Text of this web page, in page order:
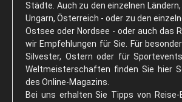
Reiseführer
Kontakt: Ihre Hotel-Anfrage
Reservierung
Städte. Auch zu den einzelnen
Ungarn, Österreich - oder zu den
Ostsee oder Nordsee - oder auch das
wir Empfehlungen für Sie. Für
Silvester, Ostern oder für
Weltmeisterschaften finden Sie hier
des Online-Magazins.
Bei uns erhalten Sie Tipps von Reise-